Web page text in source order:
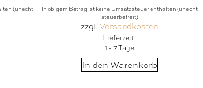
(unecht
In obigem Betrag ist keine Umsatzsteuer enthalten (unecht
steuerbefreit)
zzgl. Versandkosten
Lieferzeit:
1 - 7 Tage
In den Warenkorb